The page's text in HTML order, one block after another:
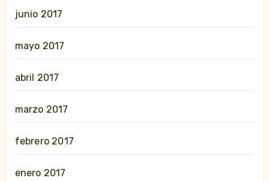
junio 2017
mayo 2017
abril 2017
marzo 2017
febrero 2017
enero 2017